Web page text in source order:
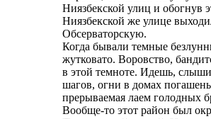
Ниязбекской улиц и обогнув
Ниязбекской же улице
Обсерваторскую.
Когда бывали темные
жутковато. Воровство,
в этой темноте. Идешь,
шагов, огни в домах
прерываемая лаем голодных
Вообще-то этот район был